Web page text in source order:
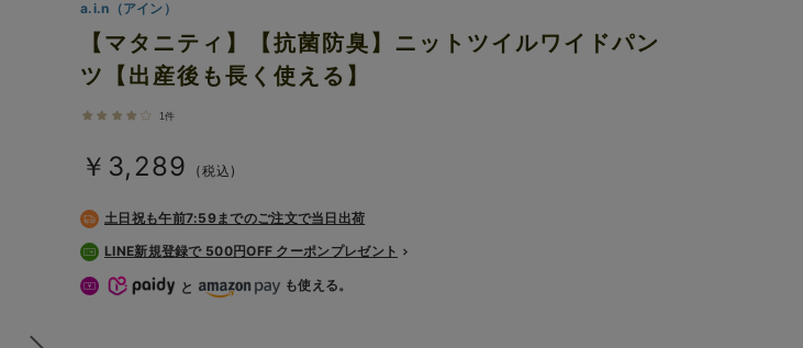
a.i.n（アイン）
【マタニティ】【抗菌防臭】ニットツイルワイドパン
ツ【出産後も長く使える】
1件
￥3,289 (税込)
土日祝も午前7:59までのご注文で当日出荷
LINE新規登録で 500円OFF クーポンプレゼント
と も使える。